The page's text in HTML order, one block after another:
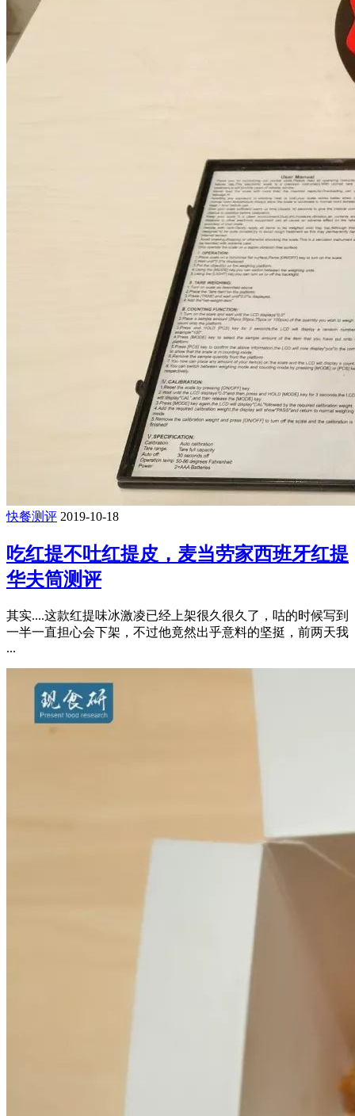
快餐测评 2019-10-18
吃红提不吐红提皮，麦当劳家西班牙红提
华夫筒测评
其实....这款红提味冰激凌已经上架很久很久了，咕的时候写到
一半一直担心会下架，不过他竟然出乎意料的坚挺，前两天我
...